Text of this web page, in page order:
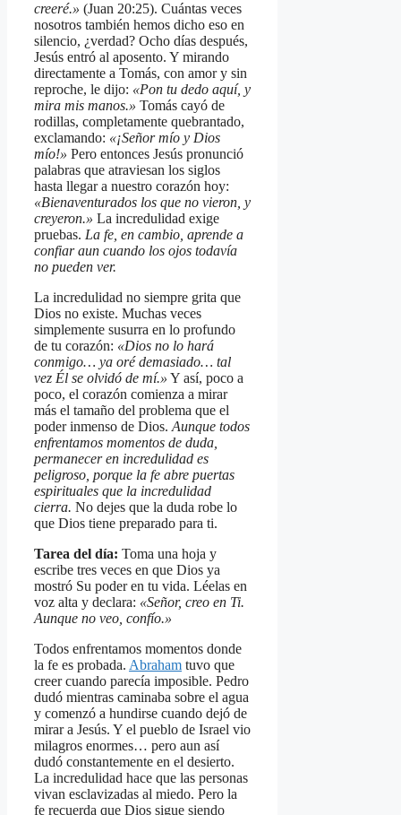
creeré.» (Juan 20:25). Cuántas veces
nosotros también hemos dicho eso en
silencio, ¿verdad? Ocho días después,
Jesús entró al aposento. Y mirando
directamente a Tomás, con amor y sin
reproche, le dijo: «Pon tu dedo aquí, y
mira mis manos.» Tomás cayó de
rodillas, completamente quebrantado,
exclamando: «¡Señor mío y Dios
mío!» Pero entonces Jesús pronunció
palabras que atraviesan los siglos
hasta llegar a nuestro corazón hoy:
«Bienaventurados los que no vieron, y
creyeron.» La incredulidad exige
pruebas. La fe, en cambio, aprende a
confiar aun cuando los ojos todavía
no pueden ver.
La incredulidad no siempre grita que
Dios no existe. Muchas veces
simplemente susurra en lo profundo
de tu corazón: «Dios no lo hará
conmigo… ya oré demasiado… tal
vez Él se olvidó de mí.» Y así, poco a
poco, el corazón comienza a mirar
más el tamaño del problema que el
poder inmenso de Dios. Aunque todos
enfrentamos momentos de duda,
permanecer en incredulidad es
peligroso, porque la fe abre puertas
espirituales que la incredulidad
cierra. No dejes que la duda robe lo
que Dios tiene preparado para ti.
Tarea del día: Toma una hoja y
escribe tres veces en que Dios ya
mostró Su poder en tu vida. Léelas en
voz alta y declara: «Señor, creo en Ti.
Aunque no veo, confío.»
Todos enfrentamos momentos donde
la fe es probada. Abraham tuvo que
creer cuando parecía imposible. Pedro
dudó mientras caminaba sobre el agua
y comenzó a hundirse cuando dejó de
mirar a Jesús. Y el pueblo de Israel vio
milagros enormes… pero aun así
dudó constantemente en el desierto.
La incredulidad hace que las personas
vivan esclavizadas al miedo. Pero la
fe recuerda que Dios sigue siendo